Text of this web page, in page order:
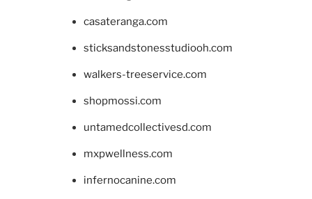
casateranga.com
sticksandstonesstudiooh.com
walkers-treeservice.com
shopmossi.com
untamedcollectivesd.com
mxpwellness.com
infernocanine.com